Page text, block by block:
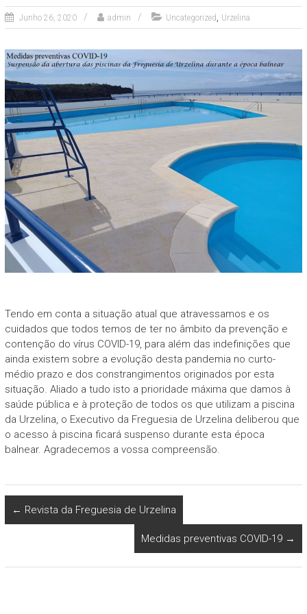
Junho 26, 2020 admin Uncategorized , Urzelina
Tendo em conta a situação atual que atravessamos e os
cuidados que todos temos de ter no âmbito da prevenção e
contenção do vírus COVID-19, para além das indefinições que
ainda existem sobre a evolução desta pandemia no curto-
médio prazo e dos constrangimentos originados por esta
situação. Aliado a tudo isto a prioridade máxima que damos à
saúde pública e à proteção de todos os que utilizam a piscina
da Urzelina, o Executivo da Freguesia de Urzelina deliberou que
o acesso à piscina ficará suspenso durante esta época
balnear. Agradecemos a vossa compreensão.
← Revista da Freguesia de Urzelina
Medidas preventivas COVID-19 →